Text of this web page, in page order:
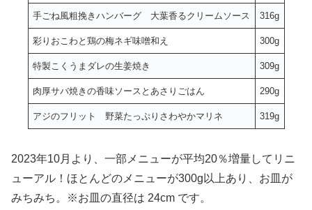
手ごね風粗挽きハンバーグ 大葉香るクリームソース 316g
彩りおこわと鶏の梅ネギ味噌和え 300g
特製こくうまダレの生姜焼き 309g
肉厚サバ焼きの香味ソースとあさりごはん 290g
アジのフリット 野菜たっぷりさわやかマリネ 319g
2023年10月より、一部メニューが平均20％増量してリニ
ューアル！ほとんどのメニューが300g以上あり、お皿が
みちみち。※お皿の直径は 24cm です。